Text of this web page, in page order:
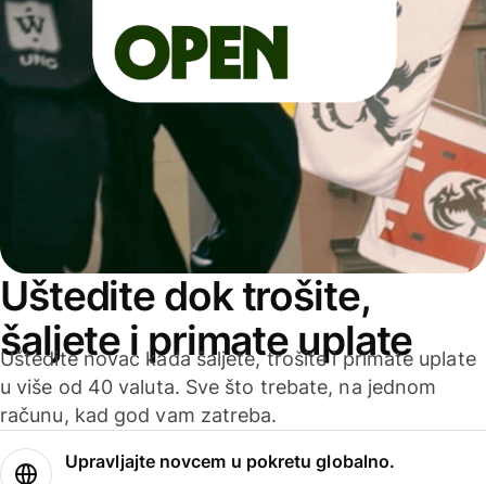
Uštedite dok trošite,
šaljete i primate uplate
Uštedite novac kada šaljete, trošite i primate uplate
u više od 40 valuta. Sve što trebate, na jednom
računu, kad god vam zatreba.
Upravljajte novcem u pokretu globalno.